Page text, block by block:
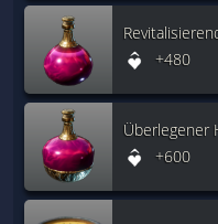
+480
Überlegener
+600